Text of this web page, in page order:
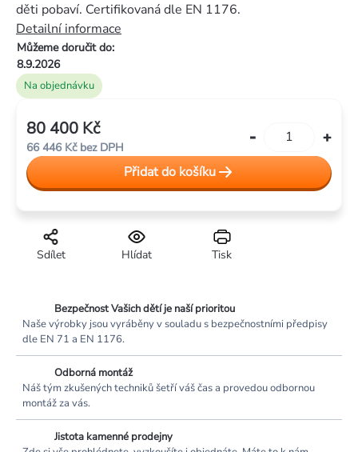
5
hvězdiček.
Na objednávku
Můžeme doručit do:
8.9.2026
děti pobaví. Certifikovaná dle EN 1176.
Detailní informace
Tisk
Hlídat
Sdílet
80 400 Kč
66 446 Kč bez DPH
cena:
Přidat do košíku
Bezpečnost Vašich dětí je naší prioritou
Naše výrobky jsou vyráběny v souladu s bezpečnostními předpisy
dle EN 71 a EN 1176.
Odborná montáž
Náš tým zkušených techniků šetří váš čas a provedou odbornou
montáž za vás.
Jistota kamenné prodejny